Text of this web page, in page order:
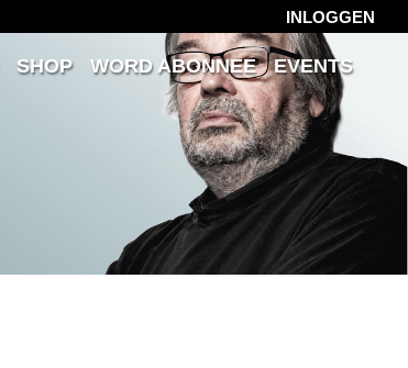
INLOGGEN
SHOP WORD ABONNEE
EVENTS